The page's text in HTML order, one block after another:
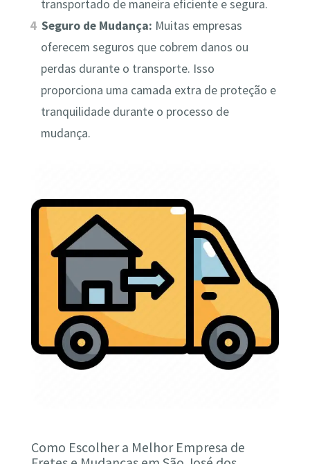
transportado de maneira eficiente e segura.
Seguro de Mudança: Muitas empresas
oferecem seguros que cobrem danos ou
perdas durante o transporte. Isso
proporciona uma camada extra de proteção e
tranquilidade durante o processo de
mudança.
Como Escolher a Melhor Empresa de